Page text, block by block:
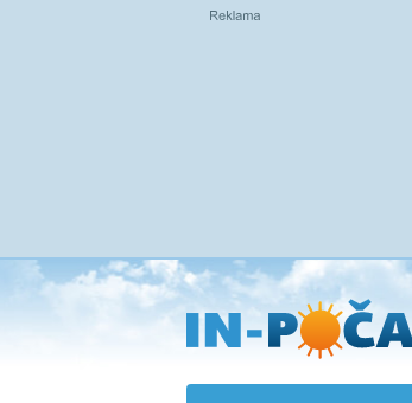
Přejít
na
hlavní
obsah